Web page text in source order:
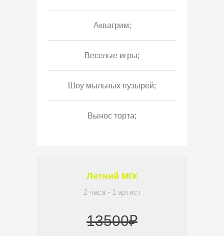
Аквагрим;
Веселые игры;
Шоу мыльных пузырей;
Вынос торта;
Летний MIX
2 часа - 1 артист
13500₽